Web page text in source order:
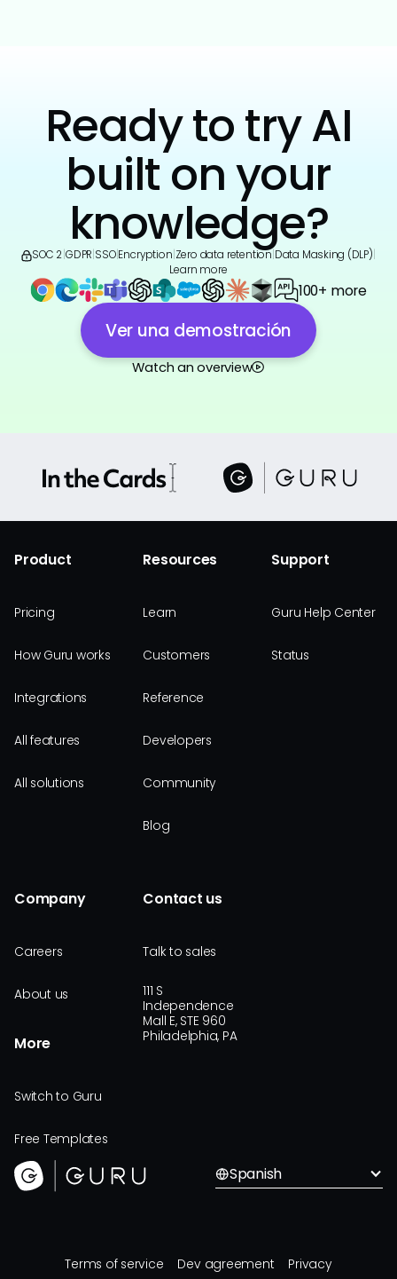
Ready to try AI
built on your
knowledge?
SOC 2 GDPR SSO|Encryption Zero data retention Data Masking (DLP)
Learn more
100+ more
Ver una demostración
Watch an overview
Product
Pricing
How Guru works
Integrations
All features
All solutions
Resources
Learn
Customers
Reference
Developers
Community
Blog
Support
Guru Help Center
Status
Company
Careers
About us
More
Switch to Guru
Free Templates
Contact us
Talk to sales
111 S
Independence
Mall E, STE 960
Philadelphia, PA
Spanish
Terms of service Dev agreement Privacy